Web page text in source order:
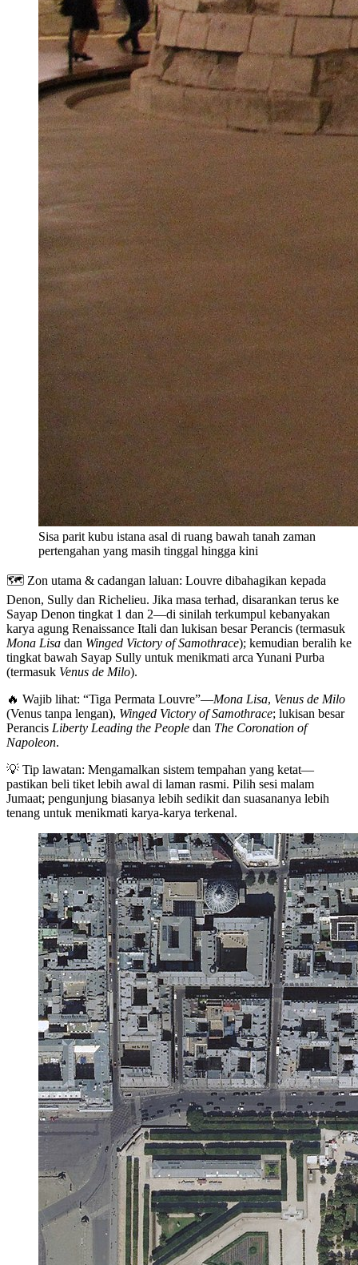
Sisa parit kubu istana asal di ruang bawah tanah zaman
pertengahan yang masih tinggal hingga kini
🗺️ Zon utama & cadangan laluan: Louvre dibahagikan kepada
Denon, Sully dan Richelieu. Jika masa terhad, disarankan terus ke
Sayap Denon tingkat 1 dan 2—di sinilah terkumpul kebanyakan
karya agung Renaissance Itali dan lukisan besar Perancis (termasuk
Mona Lisa dan Winged Victory of Samothrace); kemudian beralih ke
tingkat bawah Sayap Sully untuk menikmati arca Yunani Purba
(termasuk Venus de Milo).
🔥 Wajib lihat: “Tiga Permata Louvre”—Mona Lisa, Venus de Milo
(Venus tanpa lengan), Winged Victory of Samothrace; lukisan besar
Perancis Liberty Leading the People dan The Coronation of
Napoleon.
💡 Tip lawatan: Mengamalkan sistem tempahan yang ketat—
pastikan beli tiket lebih awal di laman rasmi. Pilih sesi malam
Jumaat; pengunjung biasanya lebih sedikit dan suasananya lebih
tenang untuk menikmati karya-karya terkenal.